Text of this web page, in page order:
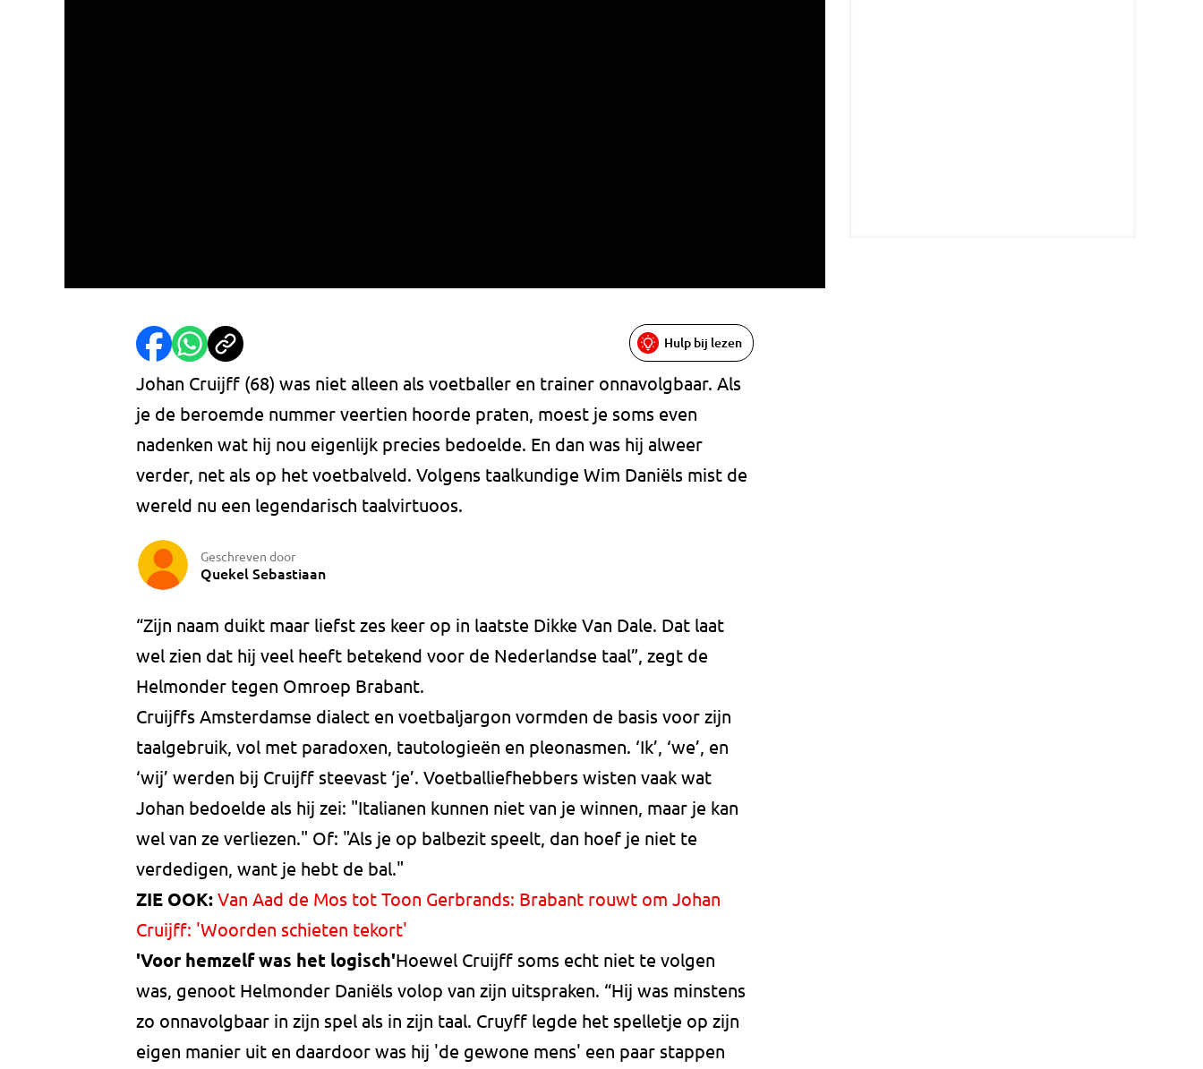
Hulp bij lezen
Johan Cruijff (68) was niet alleen als voetballer en trainer onnavolgbaar. Als
je de beroemde nummer veertien hoorde praten, moest je soms even
nadenken wat hij nou eigenlijk precies bedoelde. En dan was hij alweer
verder, net als op het voetbalveld. Volgens taalkundige Wim Daniëls mist de
wereld nu een legendarisch taalvirtuoos.
Geschreven door
Quekel Sebastiaan
“Zijn naam duikt maar liefst zes keer op in laatste Dikke Van Dale. Dat laat
wel zien dat hij veel heeft betekend voor de Nederlandse taal”, zegt de
Helmonder tegen Omroep Brabant.
Cruijffs Amsterdamse dialect en voetbaljargon vormden de basis voor zijn
taalgebruik, vol met paradoxen, tautologieën en pleonasmen. ‘Ik’, ‘we’, en
‘wij’ werden bij Cruijff steevast ‘je’. Voetballiefhebbers wisten vaak wat
Johan bedoelde als hij zei: "Italianen kunnen niet van je winnen, maar je kan
wel van ze verliezen." Of: "Als je op balbezit speelt, dan hoef je niet te
verdedigen, want je hebt de bal."
ZIE OOK: Van Aad de Mos tot Toon Gerbrands: Brabant rouwt om Johan
Cruijff: 'Woorden schieten tekort'
'Voor hemzelf was het logisch'Hoewel Cruijff soms echt niet te volgen
was, genoot Helmonder Daniëls volop van zijn uitspraken. “Hij was minstens
zo onnavolgbaar in zijn spel als in zijn taal. Cruyff legde het spelletje op zijn
eigen manier uit en daardoor was hij 'de gewone mens' een paar stappen